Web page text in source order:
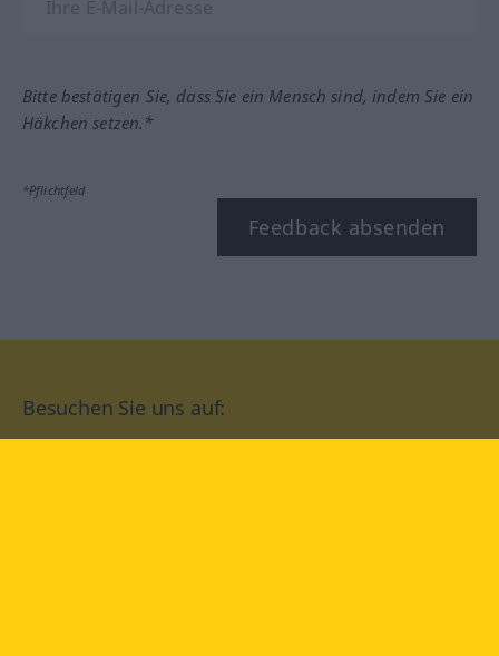
Bitte bestätigen Sie, dass Sie ein Mensch sind, indem Sie ein
Häkchen setzen.*
*Pflichtfeld
Feedback absenden
Besuchen Sie uns auf: